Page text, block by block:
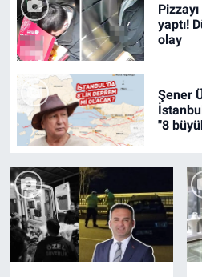
yaptı!
olay
Şener
"8